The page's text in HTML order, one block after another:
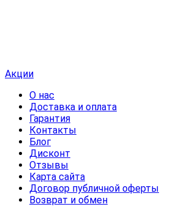
Акции
О нас
Доставка и оплата
Гарантия
Контакты
Блог
Дисконт
Отзывы
Карта сайта
Договор публичной оферты
Возврат и обмен